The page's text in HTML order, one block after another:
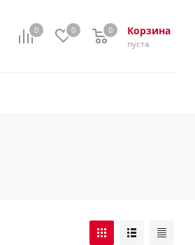
0 0 Корзина
0
пуста
0